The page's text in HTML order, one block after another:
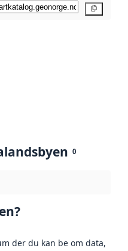
0
der du kan be om data,